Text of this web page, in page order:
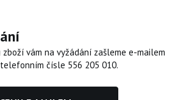
vám na vyžádání zašleme e-mailem
čísle 556 205 010.